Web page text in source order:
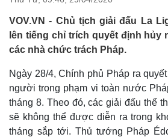
Nhận diện sự thật
Việc
Biển
VOV.VN - Chủ tịch giải đấu La
lên tiếng chỉ trích quyết định hủy
các nhà chức trách Pháp.
Ngày 28/4, Chính phủ Pháp ra
người trong phạm vi toàn nước
tháng 8. Theo đó, các giải đấu thể
sẽ không thể được diễn ra trong
tháng sắp tới. Thủ tướng Pháp